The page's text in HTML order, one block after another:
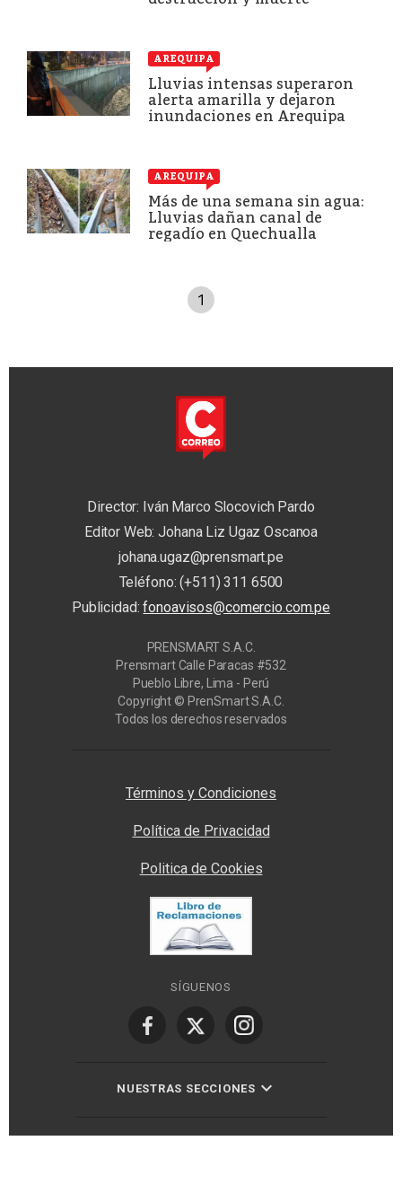
AREQUIPA
Lluvias intensas superaron
alerta amarilla y dejaron
inundaciones en Arequipa
AREQUIPA
Más de una semana sin agua:
Lluvias dañan canal de
regadío en Quechualla
1
Director: Iván Marco Slocovich Pardo
Editor Web: Johana Liz Ugaz Oscanoa
johana.ugaz@prensmart.pe
Teléfono: (+511) 311 6500
Publicidad:fonoavisos@comercio.com.pe
PRENSMART S.A.C.
Prensmart Calle Paracas #532
Pueblo Libre, Lima - Perú
Copyright © PrenSmart S.A.C.
Todos los derechos reservados
Términos y Condiciones
Política de Privacidad
Politica de Cookies
SÍGUENOS
NUESTRAS SECCIONES